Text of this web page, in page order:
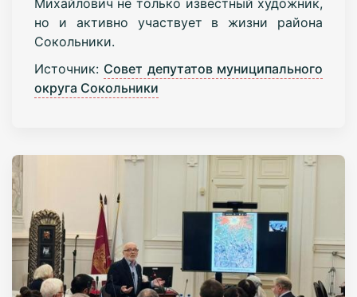
но и активно участвует в жизни района
Сокольники.
Источник: Совет депутатов муниципального
округа Сокольники